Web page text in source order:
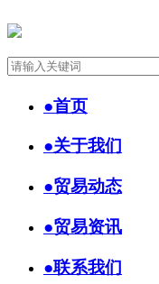
●首页
●关于我们
●贸易动态
●贸易资讯
●联系我们